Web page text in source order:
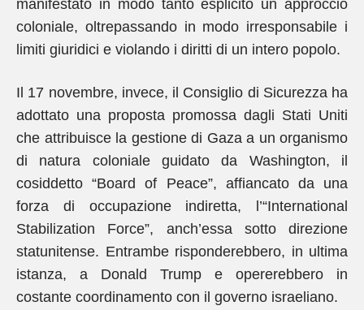
manifestato in modo tanto esplicito un approccio
coloniale, oltrepassando in modo irresponsabile i
limiti giuridici e violando i diritti di un intero popolo.
Il 17 novembre, invece, il Consiglio di Sicurezza ha
adottato una proposta promossa dagli Stati Uniti
che attribuisce la gestione di Gaza a un organismo
di natura coloniale guidato da Washington, il
cosiddetto “Board of Peace”, affiancato da una
forza di occupazione indiretta, l’“International
Stabilization Force”, anch’essa sotto direzione
statunitense. Entrambe risponderebbero, in ultima
istanza, a Donald Trump e opererebbero in
costante coordinamento con il governo israeliano.